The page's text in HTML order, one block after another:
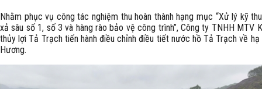
Nhằm phục vụ công tác nghiệm thu hoàn thành hạng mục “Xử lý kỹ
xả sâu số 1, số 3 và hàng rào bảo vệ công trình”, Công ty TNHH MTV
thủy lợi Tả Trạch tiến hành điều chỉnh điều tiết nước hồ Tả Trạch về hạ
Hương.